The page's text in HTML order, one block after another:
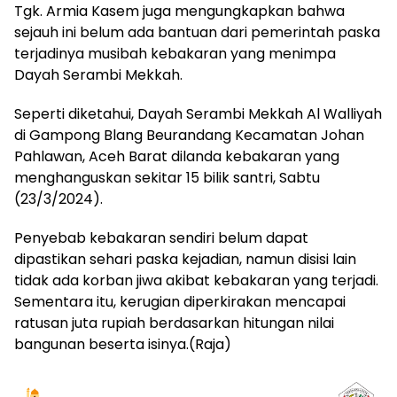
Tgk. Armia Kasem juga mengungkapkan bahwa
sejauh ini belum ada bantuan dari pemerintah paska
terjadinya musibah kebakaran yang menimpa
Dayah Serambi Mekkah.
Seperti diketahui, Dayah Serambi Mekkah Al Walliyah
di Gampong Blang Beurandang Kecamatan Johan
Pahlawan, Aceh Barat dilanda kebakaran yang
menghanguskan sekitar 15 bilik santri, Sabtu
(23/3/2024).
Penyebab kebakaran sendiri belum dapat
dipastikan sehari paska kejadian, namun disisi lain
tidak ada korban jiwa akibat kebakaran yang terjadi.
Sementara itu, kerugian diperkirakan mencapai
ratusan juta rupiah berdasarkan hitungan nilai
bangunan beserta isinya.(Raja)